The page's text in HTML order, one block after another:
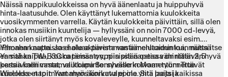
Näissä nappikuulokkeissa on hyvä äänenlaatu ja huippuhyvä
hinta-laatusuhde. Olen käyttänyt lukemattomia kuulokkeita
vuosikymmenten varrella. Käytän kuulokkeita päivittäin, sillä olen
innokas musiikin kuuntelija — hyllyssäni on noin 7000 cd-levyä,
jotka olen siirtänyt myös kovaleveylle, kuunneltavaksi esim.
iPhonen kautta. Jos haluaa paremman äänenlaadun kuin näissä
Yamahan TW-E3C napeissa on, niin pitää ostaa vähintään 2,5
kertaa kalliimmat, vaikkapa Sennheiserin Momentum True
Wireless -napit. Yamahan äänikuva ei ole yhtä laaja ja
Yamahan napeissa ei ole aktiivista vastamelutoimintoa, mutta itse
en sitä kaipaa, koska tämäntyyppisissä napeissa on riittävän hyvä
passiivinen vastamelutoiminto: syvälle korvaan työnnettävät
kuulokkeet toimivat myös korvatulppina. Sitä paitsi kaikissa